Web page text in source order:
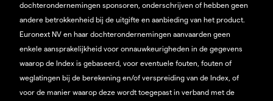
dochterondernemingen sponsoren, onderschrijven of hebben geen
andere betrokkenheid bij de uitgifte en aanbieding van het product.
Euronext NV en haar dochterondernemingen aanvaarden geen
enkele aansprakelijkheid voor onnauwkeurigheden in de gegevens
waarop de Index is gebaseerd, voor eventuele fouten, fouten of
weglatingen bij de berekening en/of verspreiding van de Index, of
voor de manier waarop deze wordt toegepast in verband met de